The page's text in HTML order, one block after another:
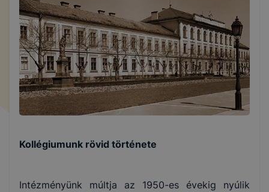
Kollégiumunk rövid története
Intézményünk múltja az 1950-es évekig nyúlik